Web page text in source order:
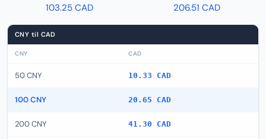
103.25 CAD
206.51 CAD
CNY til CAD
CNY CAD
50 CNY 10.33 CAD
100 CNY 20.65 CAD
200 CNY 41.30 CAD